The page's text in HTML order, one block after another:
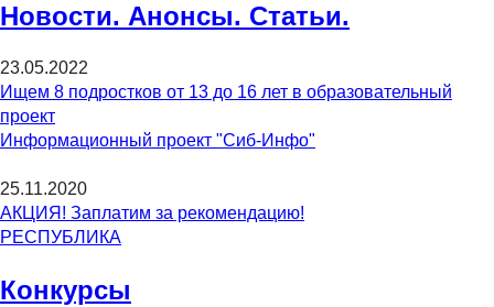
Новости. Анонсы. Статьи.
23.05.2022
Ищем 8 подростков от 13 до 16 лет в образовательный
проект
Информационный проект "Сиб-Инфо"
25.11.2020
АКЦИЯ! Заплатим за рекомендацию!
РЕСПУБЛИКА
Конкурсы